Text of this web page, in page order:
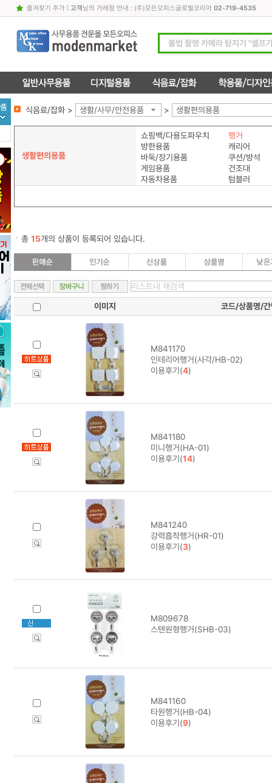
즐겨찾기 추가| 고객님의 거래점 안내 : (주)모든오피스글로벌코리아 02-719-4535
식음료/잡화 > 생활/사무/안전용품 > 생활편의용품
생활편의용품
쇼핑백/다용도파우치
행거
방한용품
캐리어
바둑/장기용품
쿠션/방석
게임용품
건조대
자동차용품
텀블러
총 15개의 상품이 등록되어 있습니다.
이미지 코드/상품명/간
M841170
인테리어행거(사각/HB-02)
이용후기(4)
M841180
미니행거(HA-01)
이용후기(14)
M841240
강력흡착행거(HR-01)
이용후기(3)
M809678
스텐원형행거(SHB-03)
M841160
타원행거(HB-04)
이용후기(9)